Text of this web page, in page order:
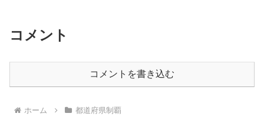
コメント
コメントを書き込む
ホーム 都道府県制覇